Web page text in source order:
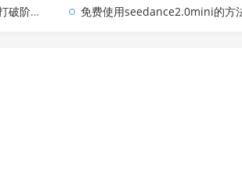
向上跃升
免费使用seedance2.0mini的方法，不能真人，